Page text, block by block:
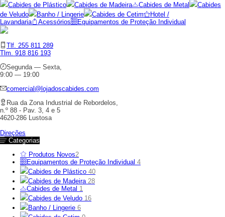
Cabides de Plástico
Cabides de Madeira Cabides de Metal
Cabides
de Veludo
Banho / Lingerie Cabides de Cetim
Hotel /
Lavandaria
Acessórios Equipamentos de Proteção Individual
Tlf. 255 811 289
Tlm. 918 816 193
Segunda — Sexta,
9:00 — 19:00
comercial@lojadoscabides.com
Rua da Zona Industrial de Rebordelos,
n.º 88 - Pav. 3, 4 e 5
4620-286 Lustosa
Direções
Categorias
Produtos Novos2
Equipamentos de Proteção Individual 4
Cabides de Plástico 40
Cabides de Madeira 28
Cabides de Metal 1
Cabides de Veludo 16
Banho / Lingerie 6